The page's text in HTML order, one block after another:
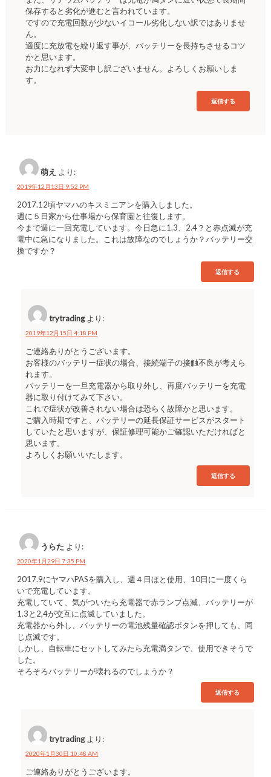
保存すると劣化が進むと言われています。
ですので充電回数が少ないイコール劣化しない訳ではありませ
ん。
適度に充放電を繰り返す事が、バッテリーを長持ちさせるコツ
かと思います。
お力になれず大変申し訳ございません。よろしくお願いしま
す。
返信する
萌え より:
2019年12月13日 9:52 PM
2017.12頃ヤマハのキスミニアンを購入しました。
週に５日家から仕事場から保育園と往復します。
今まで週に一回充電しています。今日急に1.3、2.4？と赤点滅が充
電中に急になりました。これは故障なのでしょうか？バッテリー交
換ですか？
返信する
trytrading より:
2019年12月15日 4:18 PM
ご連絡ありがとうございます。
お客様のバッテリー症状の場合、接続端子の接触不良が考えら
れます。
バッテリーを一旦充電器から取り外し、再度バッテリーを充電
器に取り付けてみて下さい。
これで症状が改善されない場合は恐らく故障かと思います。
ご購入時期ですと、バッテリーの延長保証サービスがスタート
していたと思いますが、保証修理可能かご確認いただければと
思います。
よろしくお願いいたします。
返信する
うらた より:
2020年1月29日 7:35 PM
2017.9にヤマハPASを購入し、週４日ほと使用、10日に一度くら
いで充電しています。
充電していて、気がついたら充電器で赤ランプ点滅、バッテリーが
1.3と2,4が交互に点滅していました。
充電器から外し、バッテリーの電池残量確認ボタンを押しても、同
じ点滅です。
しかし、自転車にセットしてみたら充電満タンで、使用できそうで
した。
そろそろバッテリーが壊れるのでしょうか？
返信する
trytrading より:
2020年1月30日 10:48 AM
ご連絡ありがとうございます。